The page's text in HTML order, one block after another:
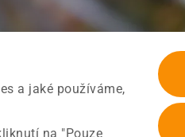
a jaké používáme,
na "Pouze